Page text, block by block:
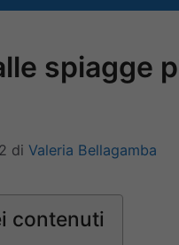
spiagge
di Valeria Bellagamba
contenuti